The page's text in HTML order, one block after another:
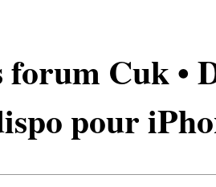
forum Cuk •
pour